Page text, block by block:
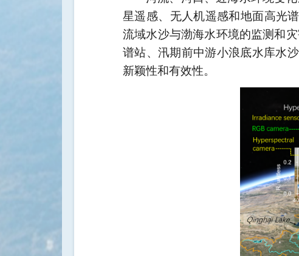
星遥感、无人机遥感和地面高光
流域水沙与渤海水环境的监测和
谱站、汛期前中游小浪底水库水
新颖性和有效性。